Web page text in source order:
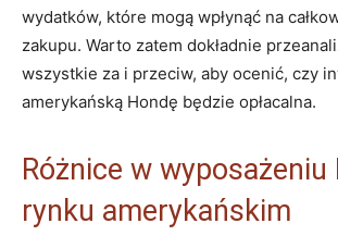
wydatków, które mogą wpłynąć na
zakupu. Warto zatem dokładnie
wszystkie za i przeciw, aby ocenić, czy
amerykańską Hondę będzie opłacalna.
Różnice w wyposażeniu
rynku amerykańskim